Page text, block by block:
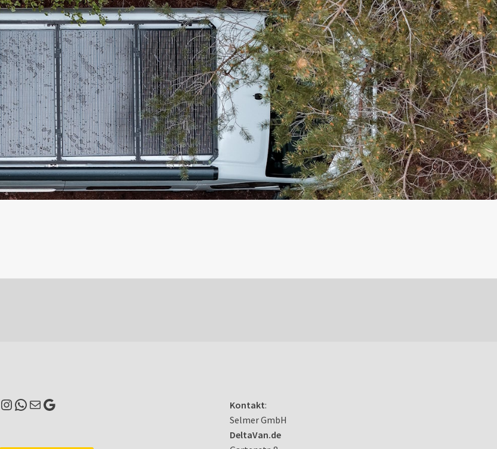
Instagram
WhatsApp
E-MailGoogle Kontakt:
Selmer GmbH
DeltaVan.de